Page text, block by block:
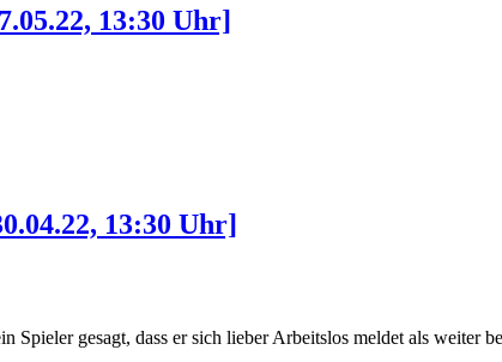
13:30 Uhr]
13:30 Uhr]
gesagt, dass er sich lieber Arbeitslos meldet als weiter